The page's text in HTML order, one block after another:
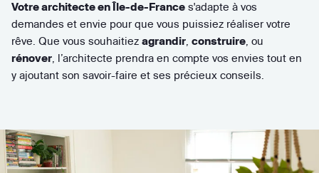
Votre architecte en Île-de-France s'adapte à vos
demandes et envie pour que vous puissiez réaliser votre
rêve. Que vous souhaitiez agrandir, construire, ou
rénover, l’architecte prendra en compte vos envies tout en
y ajoutant son savoir-faire et ses précieux conseils.